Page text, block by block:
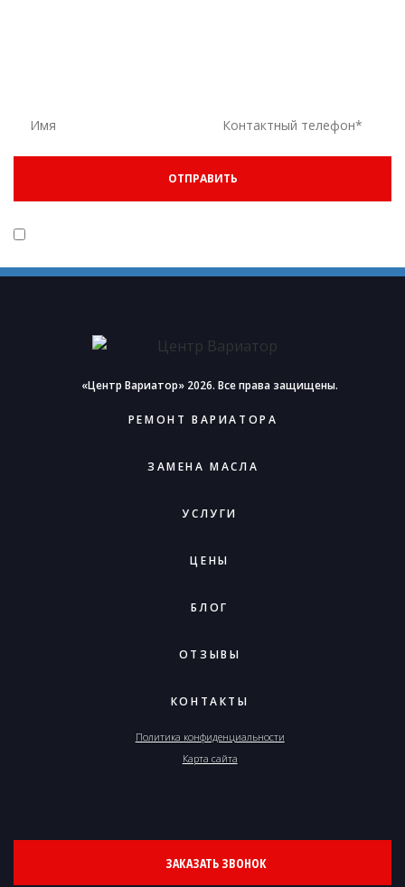
ОТПРАВИТЬ
«Центр Вариатор» 2026.Все права защищены.
РЕМОНТ ВАРИАТОРА
ЗАМЕНА МАСЛА
УСЛУГИ
ЦЕНЫ
БЛОГ
ОТЗЫВЫ
КОНТАКТЫ
Политика конфиденциальности
Карта сайта
ЗАКАЗАТЬ ЗВОНОК